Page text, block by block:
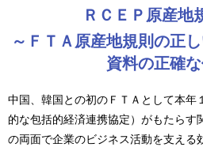
ＲＣＥＰ原産地
～ＦＴＡ原産地規則の正
資料の正確
中国、韓国との初のＦＴＡとして本年
的な包括的経済連携協定）がもたらす
の両面で企業のビジネス活動を支える